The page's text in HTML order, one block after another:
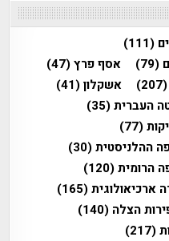
(111)
(79) אסף פרץ(47)
(207) אשקלון(41)
העברית(35)
(77)
ההלניסטית(30)
הרומית(120)
ארכיאולוגית(165)
הצלה (140)
(217)